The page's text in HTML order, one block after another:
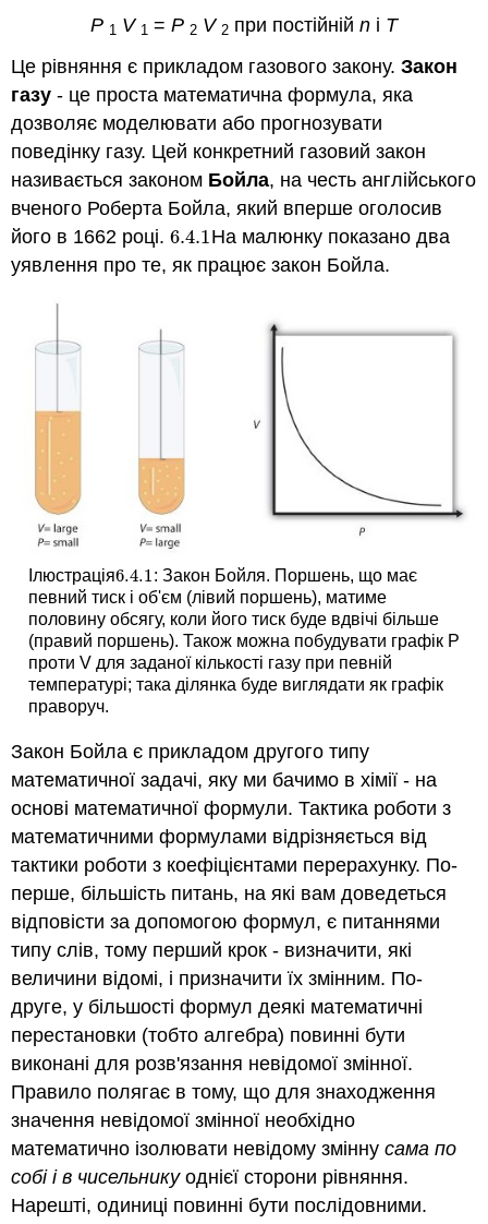
Р 1 V 1 = P 2 V 2 при постійній n і Т
Це рівняння є прикладом газового закону.Закон
газу - це проста математична формула, яка
дозволяє моделювати або прогнозувати
поведінку газу. Цей конкретний газовий закон
називається законом Бойла, на честь англійського
вченого Роберта Бойла, який вперше оголосив
його в 1662 році.6.4.1
6.4.1На малюнку показано два
уявлення про те, як працює закон Бойла.
Ілюстрація6.4.1
6.4.1: Закон Бойля. Поршень, що має
певний тиск і об'єм (лівий поршень), матиме
половину обсягу, коли його тиск буде вдвічі більше
(правий поршень). Також можна побудувати графік P
проти V для заданої кількості газу при певній
температурі; така ділянка буде виглядати як графік
праворуч.
Закон Бойла є прикладом другого типу
математичної задачі, яку ми бачимо в хімії - на
основі математичної формули. Тактика роботи з
математичними формулами відрізняється від
тактики роботи з коефіцієнтами перерахунку. По-
перше, більшість питань, на які вам доведеться
відповісти за допомогою формул, є питаннями
типу слів, тому перший крок - визначити, які
величини відомі, і призначити їх змінним. По-
друге, у більшості формул деякі математичні
перестановки (тобто алгебра) повинні бути
виконані для розв'язання невідомої змінної.
Правило полягає в тому, що для знаходження
значення невідомої змінної необхідно
математично ізолювати невідому зміннусама по
собі і в чисельникуоднієї сторони рівняння.
Нарешті, одиниці повинні бути послідовними.